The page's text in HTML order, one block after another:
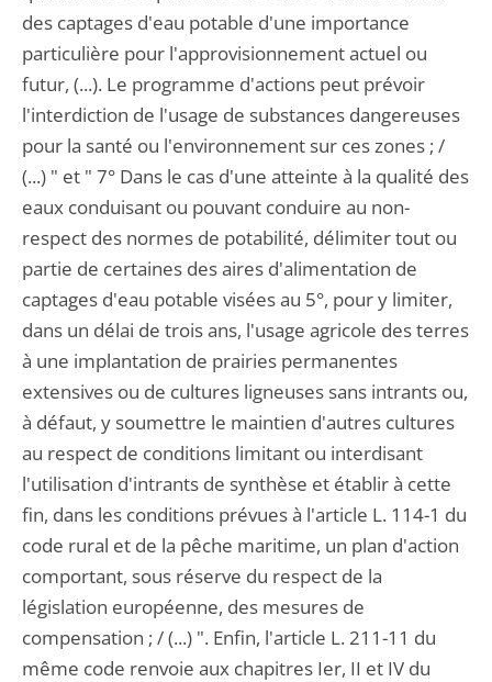
des captages d'eau potable d'une importance
particulière pour l'approvisionnement actuel ou
futur, (...). Le programme d'actions peut prévoir
l'interdiction de l'usage de substances dangereuses
pour la santé ou l'environnement sur ces zones ; /
(...) " et " 7° Dans le cas d'une atteinte à la qualité des
eaux conduisant ou pouvant conduire au non-
respect des normes de potabilité, délimiter tout ou
partie de certaines des aires d'alimentation de
captages d'eau potable visées au 5°, pour y limiter,
dans un délai de trois ans, l'usage agricole des terres
à une implantation de prairies permanentes
extensives ou de cultures ligneuses sans intrants ou,
à défaut, y soumettre le maintien d'autres cultures
au respect de conditions limitant ou interdisant
l'utilisation d'intrants de synthèse et établir à cette
fin, dans les conditions prévues à l'article L. 114-1 du
code rural et de la pêche maritime, un plan d'action
comportant, sous réserve du respect de la
législation européenne, des mesures de
compensation ; / (...) ". Enfin, l'article L. 211-11 du
même code renvoie aux chapitres Ier, II et IV du